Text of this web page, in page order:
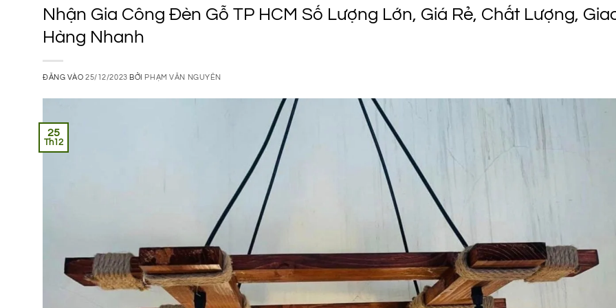
Nhận Gia Công Đèn Gỗ TP HCM Số Lượng Lớn, Giá Rẻ, Chất Lượng,
Hàng Nhanh
ĐĂNG VÀO25/12/2023 BỞI PHẠM VĂN NGUYÊN
25
Th12